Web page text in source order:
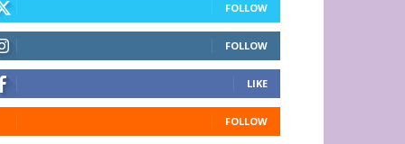
FOLLOW
FOLLOW
LIKE
FOLLOW